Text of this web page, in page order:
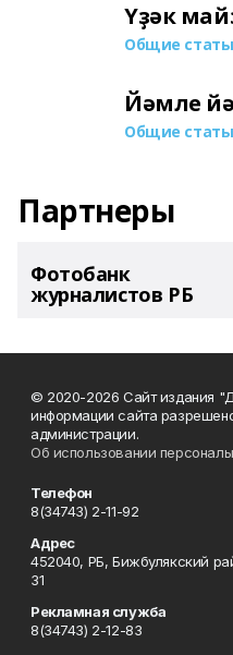
Үҙәк
Общие
Йәмле
Общие
Партнеры
Фотобанк
журналистов РБ
© 2020-2026 Сайт издания
информации сайта
администрации.
Об использовании
Телефон
8(34743) 2-11-92
Адрес
452040, РБ, Бижбулякский
31
Рекламная служба
8(34743) 2-12-83